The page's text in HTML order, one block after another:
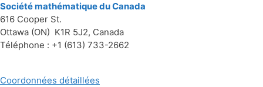
Société mathématique du Canada
616 Cooper St.
Ottawa (ON) K1R 5J2, Canada
Téléphone : +1 (613) 733-2662
Coordonnées détaillées